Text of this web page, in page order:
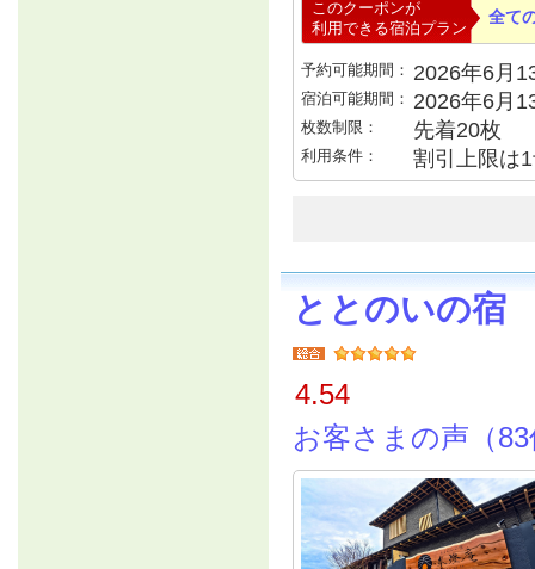
このクーポンが
利用できる宿泊プラン
全て
予約可能期間： 2026年6月
宿泊可能期間： 2026年6月
枚数制限： 先着20枚
利用条件： 割引上限は
ととのいの宿
4.54
お客さまの声（